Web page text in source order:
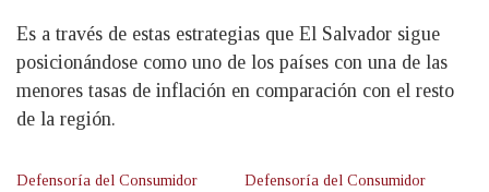
Es a través de estas estrategias que El Salvador sigue
posicionándose como uno de los países con una de las
menores tasas de inflación en comparación con el resto
de la región.
Defensoría del Consumidor
Defensoría del Consumidor